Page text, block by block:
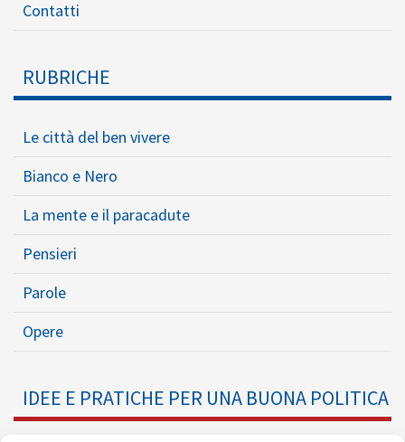
Contatti
RUBRICHE
Le città del ben vivere
Bianco e Nero
La mente e il paracadute
Pensieri
Parole
Opere
IDEE E PRATICHE PER UNA BUONA POLITICA